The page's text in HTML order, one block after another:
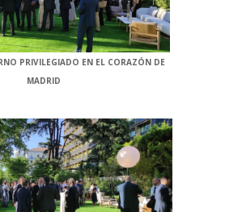
PRIVILEGIADO EN EL CORAZÓN DE
MADRID